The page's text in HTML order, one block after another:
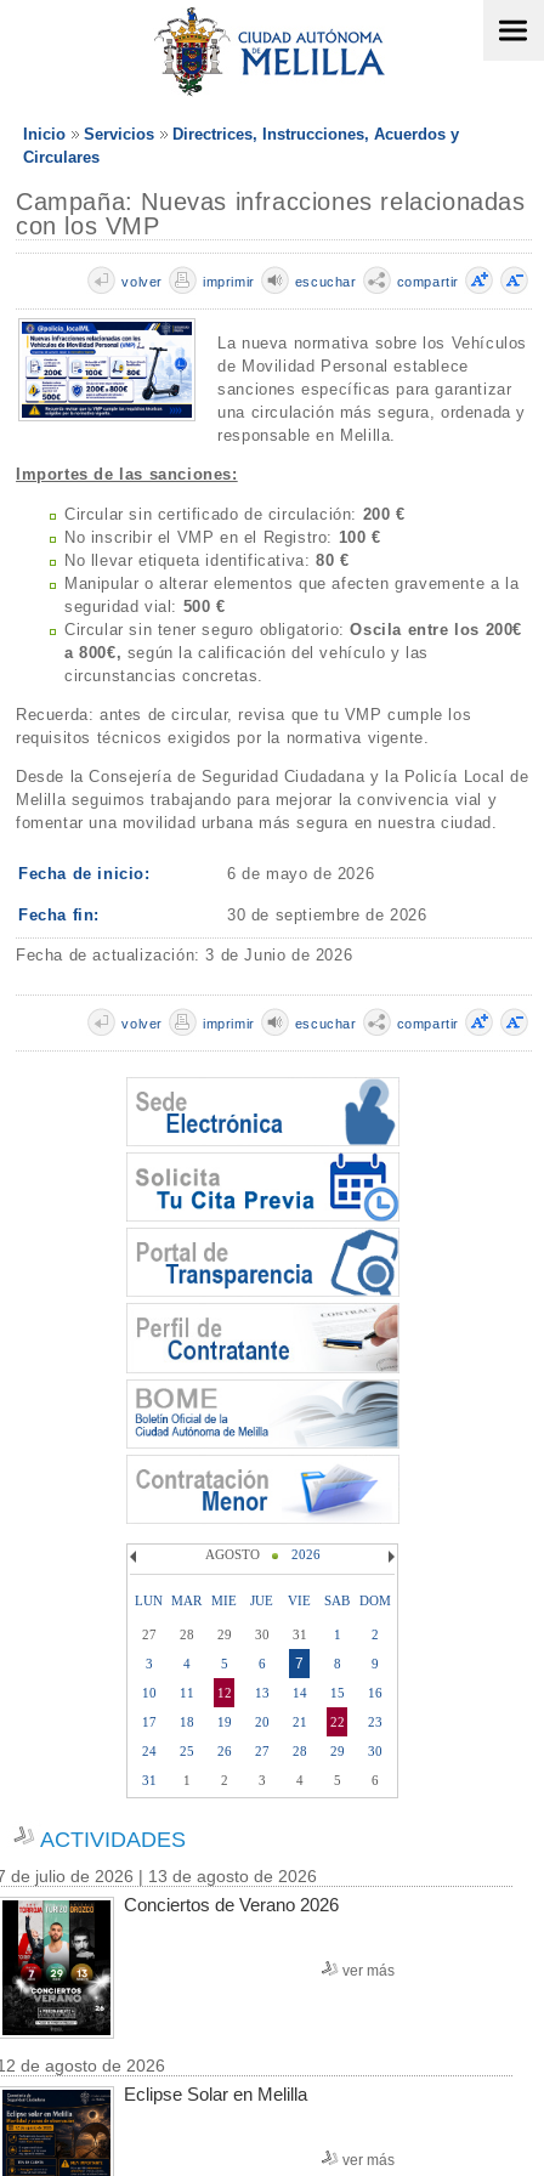
Inicio Servicios
Directrices, Instrucciones, Acuerdos y
Circulares
Campaña: Nuevas infracciones relacionadas
con los VMP
compartir
escuchar
imprimir
volver
La nueva normativa sobre los Vehículos
de Movilidad Personal establece
sanciones específicas para garantizar
una circulación más segura, ordenada y
responsable en Melilla.
Importes de las sanciones:
Circular sin certificado de circulación: 200 €
No inscribir el VMP en el Registro: 100 €
No llevar etiqueta identificativa:80 €
Manipular o alterar elementos que afecten gravemente a la
seguridad vial: 500 €
Circular sin tener seguro obligatorio:Oscila entre los 200€
a 800€, según la calificación del vehículo y las
circunstancias concretas.
Recuerda: antes de circular, revisa que tu VMP cumple los
requisitos técnicos exigidos por la normativa vigente.
Desde la Consejería de Seguridad Ciudadana y la Policía Local de
Melilla seguimos trabajando para mejorar la convivencia vial y
fomentar una movilidad urbana más segura en nuestra ciudad.
Fecha de inicio: 6 de mayo de 2026
Fecha fin: 30 de septiembre de 2026
Fecha de actualización: 3 de Junio de 2026
compartir
escuchar
imprimir
volver
AGOSTO 2026
LUN MAR MIE JUE VIE SAB DOM
27 28 29 30 31 1
2
3
4 5 6 7 8
9
10
11 12 13 14 15
16
17
18 19 20 21 22
23
24
25 26 27 28 29
30
31
1 2 3 4 5 6
ACTIVIDADES
de julio de 2026 | 13 de agosto de 2026
Conciertos de Verano 2026
ver más
de agosto de 2026
Eclipse Solar en Melilla
ver más